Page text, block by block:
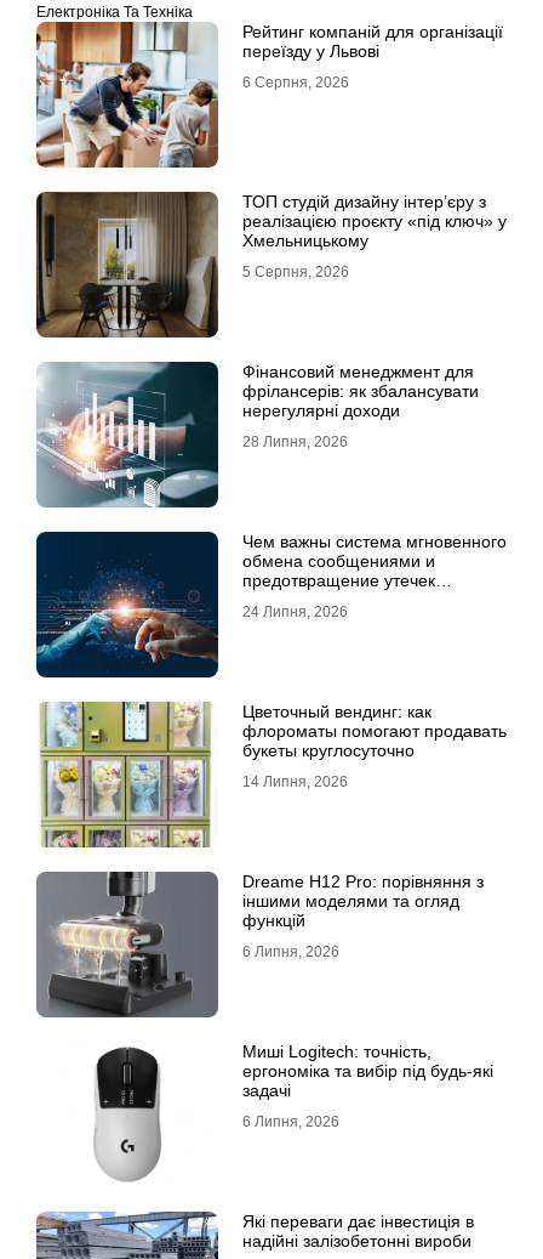
Електроніка Та Техніка
Рейтинг компаній для організації
переїзду у Львові
6 Серпня, 2026
ТОП студій дизайну інтер’єру з
реалізацією проєкту «під ключ» у
Хмельницькому
5 Серпня, 2026
Фінансовий менеджмент для
фрілансерів: як збалансувати
нерегулярні доходи
28 Липня, 2026
Чем важны система мгновенного
обмена сообщениями и
предотвращение утечек
24 Липня, 2026
Цветочный вендинг: как
флороматы помогают продавать
букеты круглосуточно
14 Липня, 2026
Dreame H12 Pro: порівняння з
іншими моделями та огляд
функцій
6 Липня, 2026
Миші Logitech: точність,
ергономіка та вибір під будь-які
задачі
6 Липня, 2026
Які переваги дає інвестиція в
надійні залізобетонні вироби